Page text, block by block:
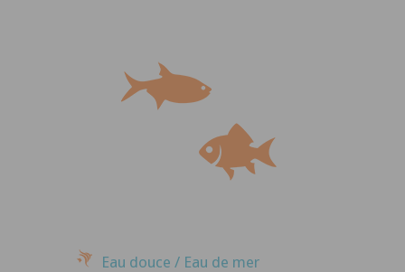
Eau douce / Eau de mer